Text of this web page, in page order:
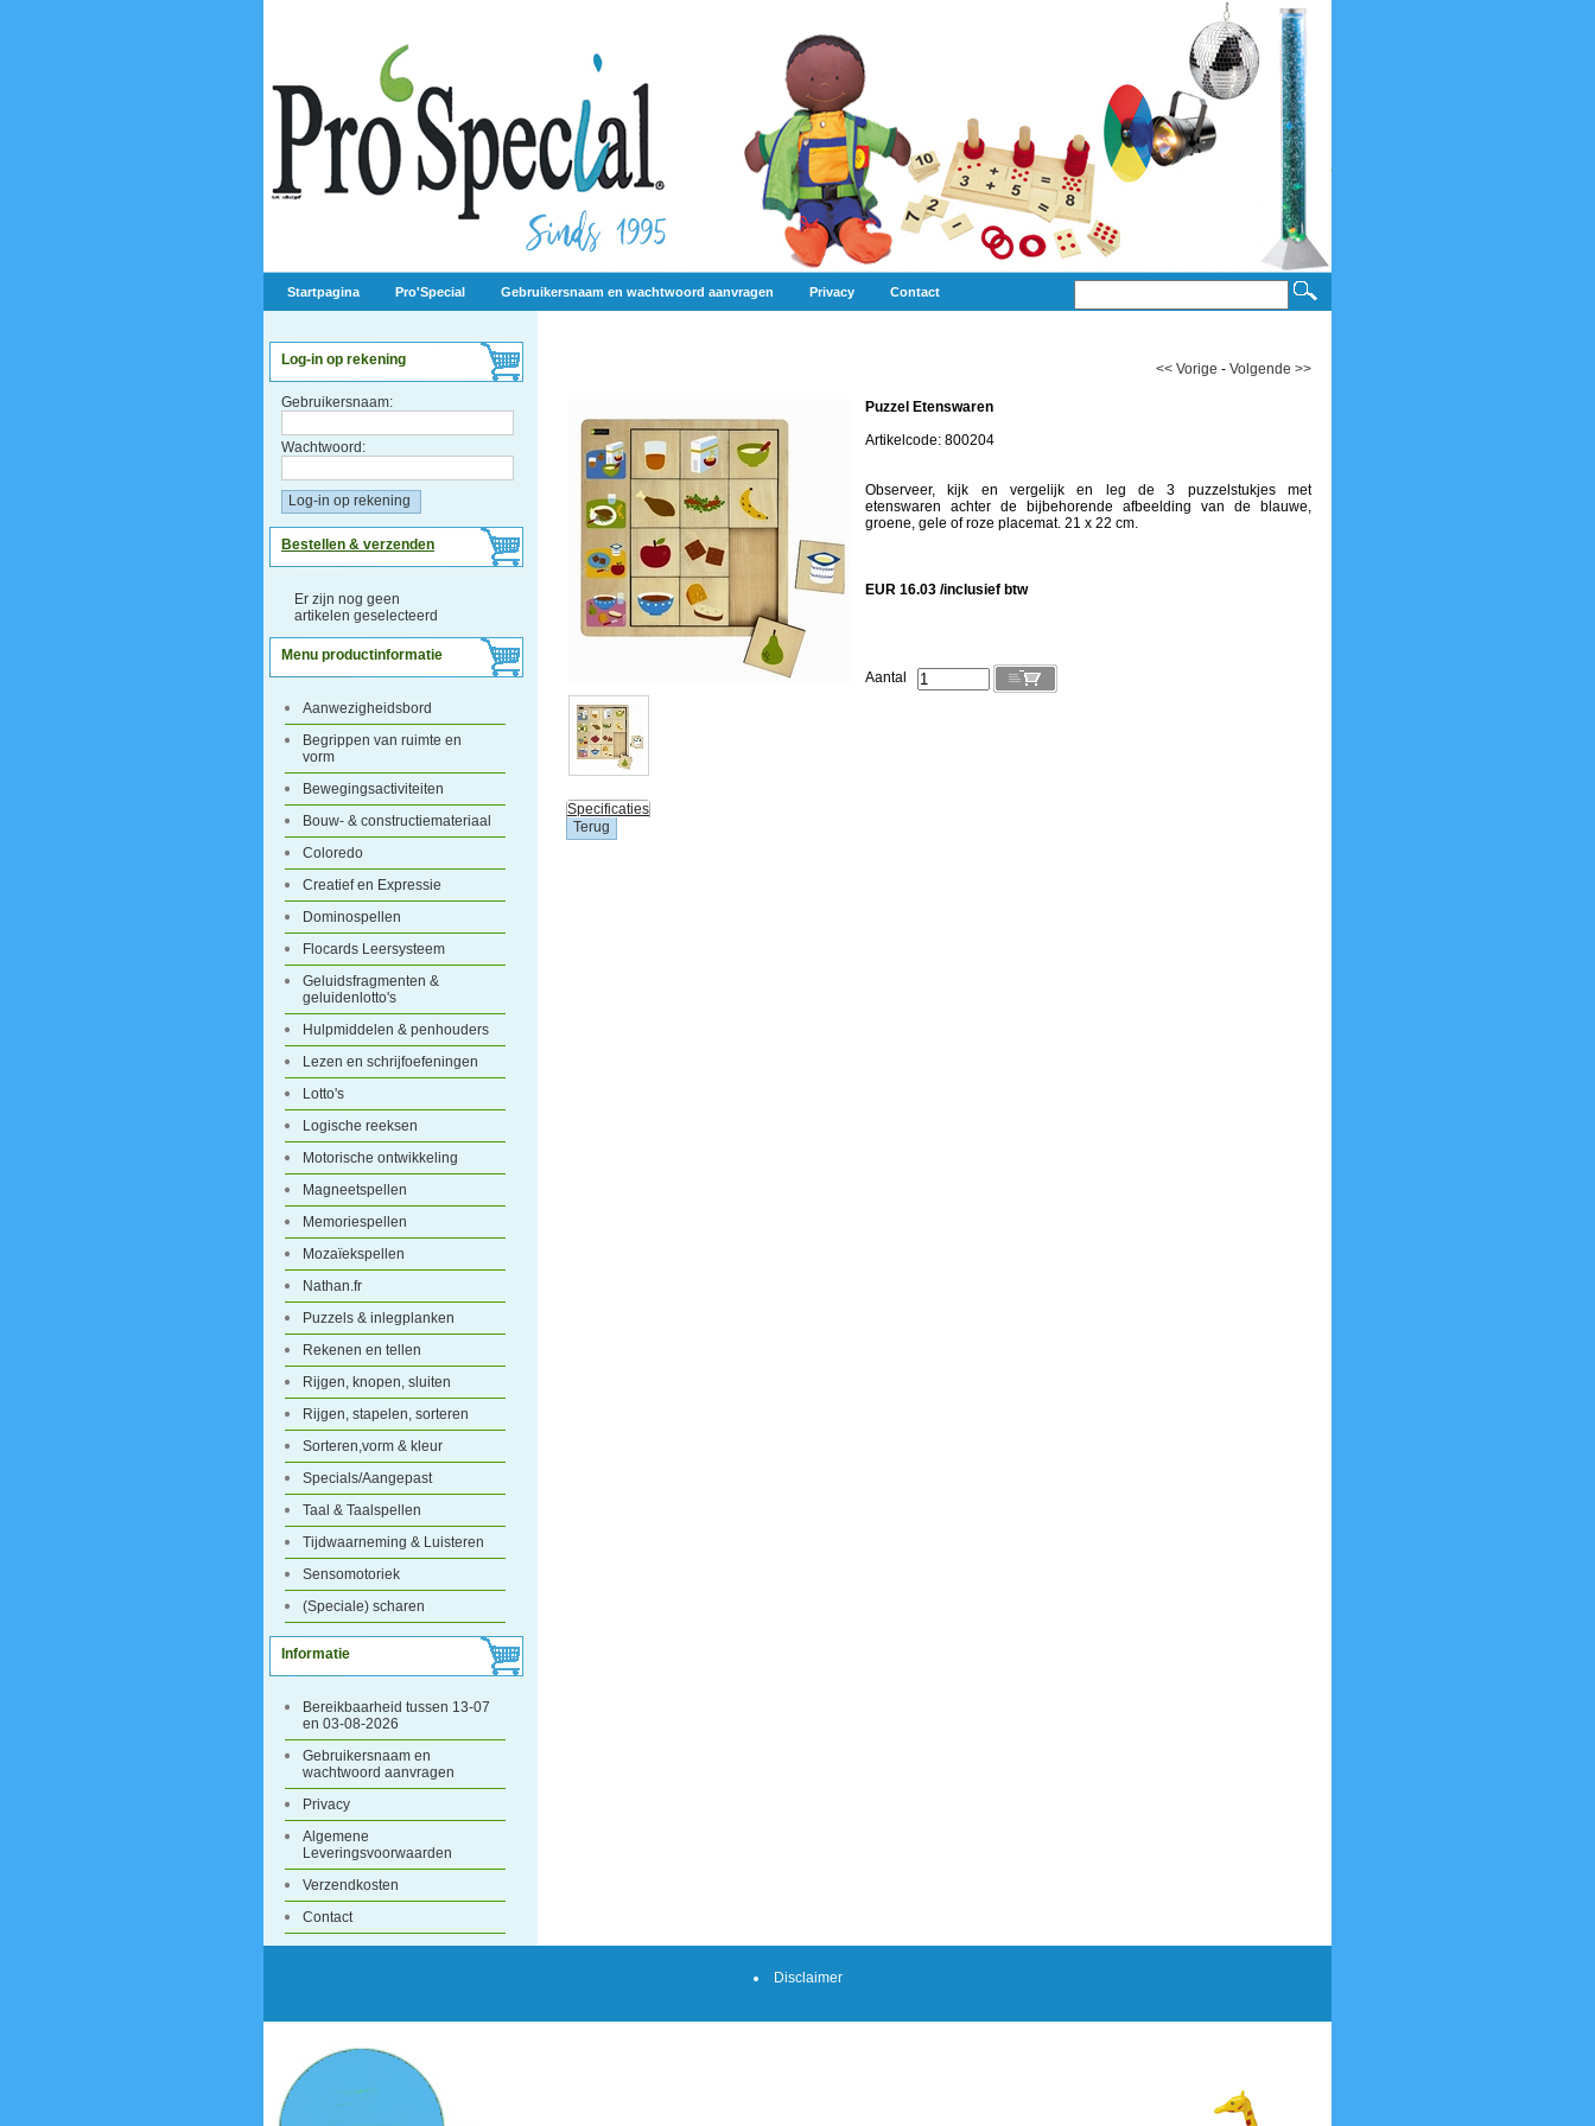
Startpagina Pro'Special Gebruikersnaam en wachtwoord aanvragen Privacy Contact
Log-in op rekening
Gebruikersnaam:
Wachtwoord:
Bestellen & verzenden
Er zijn nog geen
artikelen geselecteerd
Menu productinformatie
Aanwezigheidsbord
Begrippen van ruimte en
vorm
Bewegingsactiviteiten
Bouw- & constructiemateriaal
Coloredo
Creatief en Expressie
Dominospellen
Flocards Leersysteem
Geluidsfragmenten &
geluidenlotto's
Hulpmiddelen & penhouders
Lezen en schrijfoefeningen
Lotto's
Logische reeksen
Motorische ontwikkeling
Magneetspellen
Memoriespellen
Mozaïekspellen
Nathan.fr
Puzzels & inlegplanken
Rekenen en tellen
Rijgen, knopen, sluiten
Rijgen, stapelen, sorteren
Sorteren,vorm & kleur
Specials/Aangepast
Taal & Taalspellen
Tijdwaarneming & Luisteren
Sensomotoriek
(Speciale) scharen
Informatie
Bereikbaarheid tussen 13-07
en 03-08-2026
Gebruikersnaam en
wachtwoord aanvragen
Privacy
Algemene
Leveringsvoorwaarden
Verzendkosten
Contact
<< Vorige - Volgende >>
Puzzel Etenswaren
Artikelcode: 800204
Observeer, kijk en vergelijk en leg de 3 puzzelstukjes met
etenswaren achter de bijbehorende afbeelding van de blauwe,
groene, gele of roze placemat. 21 x 22 cm.
EUR 16.03 /inclusief btw
Aantal
Specificaties
Disclaimer